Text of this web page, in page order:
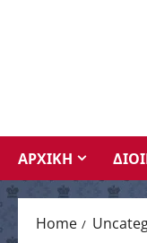
ΑΡΧΙΚΗ
Home